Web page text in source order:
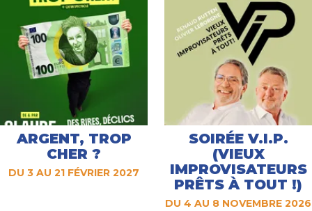
ARGENT, TROP
CHER ?
DU 3 AU 21 FÉVRIER 2027
SOIRÉE V.I.P.
(VIEUX
IMPROVISATEURS
PRÊTS À TOUT !)
DU 4 AU 8 NOVEMBRE 2026